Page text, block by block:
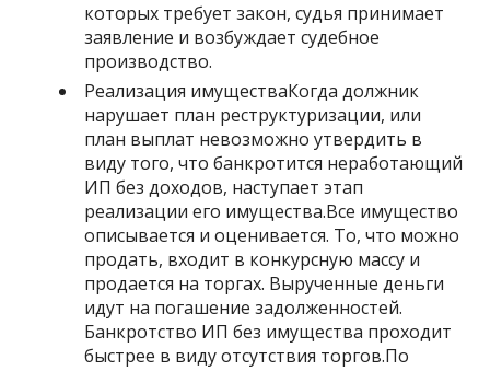
которых требует закон, судья принимает
заявление и возбуждает судебное
производство.
Реализация имуществаКогда должник
нарушает план реструктуризации, или
план выплат невозможно утвердить в
виду того, что банкротится неработающий
ИП без доходов, наступает этап
реализации его имущества.Все имущество
описывается и оценивается. То, что можно
продать, входит в конкурсную массу и
продается на торгах. Вырученные деньги
идут на погашение задолженностей.
Банкротство ИП без имущества проходит
быстрее в виду отсутствия торгов.По